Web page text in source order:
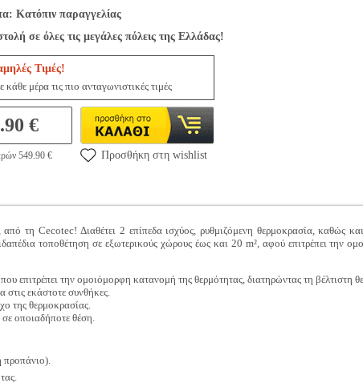
Κατόπιν παραγγελίας
σε όλες τις μεγάλες πόλεις της Ελλάδας!
Τιμές!
κάθε μέρα τις πιο ανταγωνιστικές τιμές
€
549.90 € Προσθήκη στη wishlist
τη Cecotec! Διαθέτει 2 επίπεδα ισχύος, ρυθμιζόμενη θερμοκρασία, καθώς
τοποθέτηση σε εξωτερικούς χώρους έως και 20 m², αφού επιτρέπει την
επιτρέπει την ομοιόμορφη κατανομή της θερμότητας, διατηρώντας τη βέλτιστη
στις εκάστοτε συνθήκες.
της θερμοκρασίας.
οποιαδήποτε θέση.
προπάνιο).